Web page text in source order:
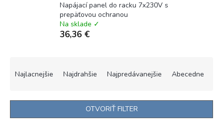
Napájací panel do racku 7x230V s
prepäťovou ochranou
Na sklade ✓
36,36 €
i
Najlacnejšie Najdrahšie Najpredávanejšie Abecedne
OTVORIŤ FILTER